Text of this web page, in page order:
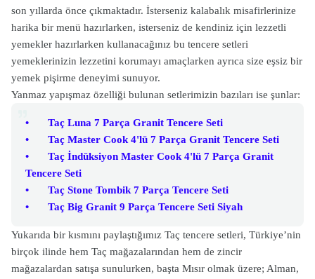
son yıllarda önce çıkmaktadır. İsterseniz kalabalık misafirlerinize
harika bir menü hazırlarken, isterseniz de kendiniz için lezzetli
yemekler hazırlarken kullanacağınız bu tencere setleri
yemeklerinizin lezzetini korumayı amaçlarken ayrıca size eşsiz bir
yemek pişirme deneyimi sunuyor.
Yanmaz yapışmaz özelliği bulunan setlerimizin bazıları ise şunlar:
•
Taç Luna 7 Parça Granit Tencere Seti
•
Taç Master Cook 4'lü 7 Parça Granit Tencere Seti
•
Taç İndüksiyon Master Cook 4'lü 7 Parça Granit
Tencere Seti
•
Taç Stone Tombik 7 Parça Tencere Seti
•
Taç Big Granit 9 Parça Tencere Seti Siyah
Yukarıda bir kısmını paylaştığımız Taç tencere setleri, Türkiye’nin
birçok ilinde hem Taç mağazalarından hem de zincir
mağazalardan satışa sunulurken, başta Mısır olmak üzere; Alman,